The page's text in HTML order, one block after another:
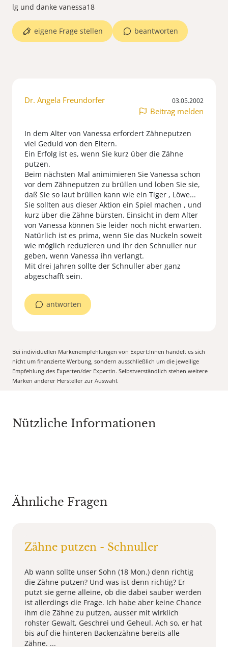
lg und danke vanessa18
beantworten
eigene Frage stellen
Dr. Angela Freundorfer 03.05.2002
Beitrag melden
In dem Alter von Vanessa erfordert Zähneputzen
viel Geduld von den Eltern.
Ein Erfolg ist es, wenn Sie kurz über die Zähne
putzen.
Beim nächsten Mal animimieren Sie Vanessa schon
vor dem Zähneputzen zu brüllen und loben Sie sie,
daß Sie so laut brüllen kann wie ein Tiger , Löwe...
Sie sollten aus dieser Aktion ein Spiel machen , und
kurz über die Zähne bürsten. Einsicht in dem Alter
von Vanessa können Sie leider noch nicht erwarten.
Natürlich ist es prima, wenn Sie das Nuckeln soweit
wie möglich reduzieren und ihr den Schnuller nur
geben, wenn Vanessa ihn verlangt.
Mit drei Jahren sollte der Schnuller aber ganz
abgeschafft sein.
antworten
Bei individuellen Markenempfehlungen von Expert:Innen handelt es sich
nicht um finanzierte Werbung, sondern ausschließlich um die jeweilige
Empfehlung des Experten/der Expertin. Selbstverständlich stehen weitere
Marken anderer Hersteller zur Auswahl.
Nützliche Informationen
Ähnliche Fragen
Zähne putzen - Schnuller
Ab wann sollte unser Sohn (18 Mon.) denn richtig
die Zähne putzen? Und was ist denn richtig? Er
putzt sie gerne alleine, ob die dabei sauber werden
ist allerdings die Frage. Ich habe aber keine Chance
ihm die Zähne zu putzen, ausser mit wirklich
rohster Gewalt, Geschrei und Geheul. Ach so, er hat
bis auf die hinteren Backenzähne bereits alle
Zähne. ...